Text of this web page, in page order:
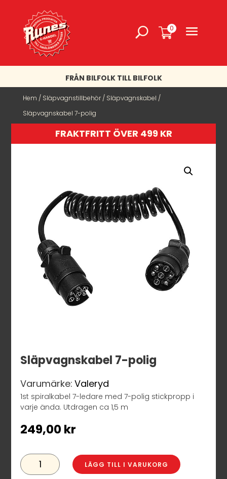
0
FRÅN BILFOLK TILL BILFOLK
Hem / Släpvagnstillbehör/ Släpvagnskabel /
Släpvagnskabel 7-polig
FRAKTFRITT ÖVER 499 KR
Släpvagnskabel 7-polig
Varumärke: Valeryd
1st spiralkabel 7-ledare med 7-polig stickpropp i
varje ända. Utdragen ca 1,5 m
249,00 kr
SLÄPVAGNSKABEL
7-
POLIG
LÄGG TILL I VARUKORG